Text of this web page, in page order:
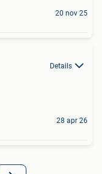
20 nov 25
Details
28 apr 26